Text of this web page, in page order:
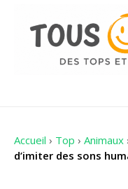
Accueil › Top › Animaux
d’imiter des sons